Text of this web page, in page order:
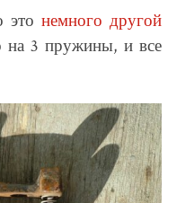
немного другой
на 3 пружины, и все